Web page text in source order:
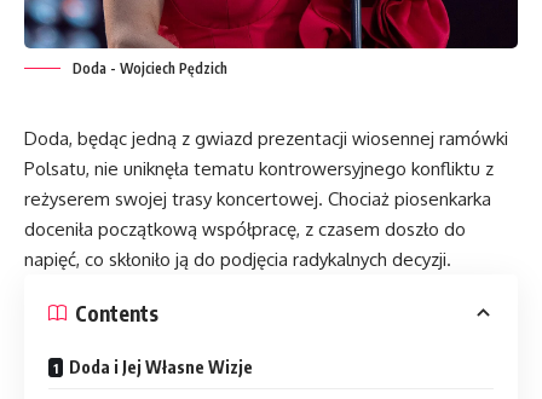
Doda - Wojciech Pędzich
Doda, będąc jedną z gwiazd prezentacji wiosennej ramówki
Polsatu, nie uniknęła tematu kontrowersyjnego konfliktu z
reżyserem swojej trasy koncertowej. Chociaż piosenkarka
doceniła początkową współpracę, z czasem doszło do
napięć, co skłoniło ją do podjęcia radykalnych decyzji.
Contents
Doda i Jej Własne Wizje